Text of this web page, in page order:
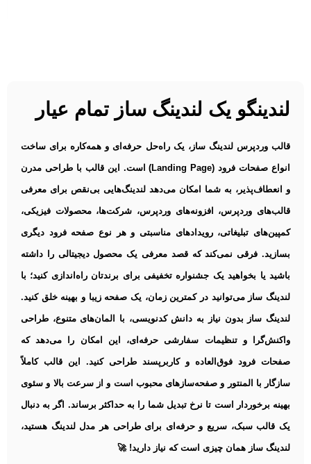
لندینگو یک لندینگ ساز تمام عیار
قالب وردپرس لندینگ ساز، یک راه‌حل حرفه‌ای و همه‌کاره برای ساخت
انواع صفحات فرود (Landing Page) است. این قالب با طراحی مدرن
و انعطاف‌پذیر، به شما امکان می‌دهد لندینگ‌هایی بی‌نقص برای معرفی
قالب‌های وردپرس، افزونه‌های وردپرس، شرکت‌ها، محصولات فیزیکی،
کمپین‌های تبلیغاتی، رویدادهای مناسبتی و هر نوع صفحه فرود دیگری
بسازید. فرقی نمی‌کند که قصد معرفی یک محصول دیجیتالی را داشته
باشید یا بخواهید یک جشنواره تخفیفی برای برندتان راه‌اندازی کنید؛ با
لندینگ ساز می‌توانید در کمترین زمان، یک صفحه زیبا و بهینه خلق کنید.
لندینگ ساز بدون نیاز به دانش کدنویسی، با المان‌های متنوع، طراحی
واکنش‌گرا و تنظیمات سفارشی حرفه‌ای، این امکان را می‌دهد که
صفحات فرود فوق‌العاده و کاربرپسند طراحی کنید. این قالب کاملاً
سازگار با المنتور و صفحه‌سازهای محبوب است و از سرعت بالا و سئوی
بهینه برخوردار است تا نرخ تبدیل شما را به حداکثر برساند. اگر به دنبال
یک قالب سبک، سریع و حرفه‌ای برای طراحی هر مدل لندینگ هستید،
لندینگ ساز همان چیزی است که نیاز دارید! 🚀